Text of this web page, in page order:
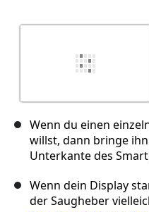
Wenn du einen
willst, dann bringe
Unterkante des
Wenn dein Display
der Saugheber